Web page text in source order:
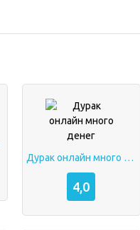
Дурак онлайн много денег
4,0